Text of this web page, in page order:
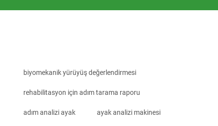
biyomekanik yürüyüş değerlendirmesi
rehabilitasyon için adım tarama raporu
adım analizi ayak ayak analizi makinesi